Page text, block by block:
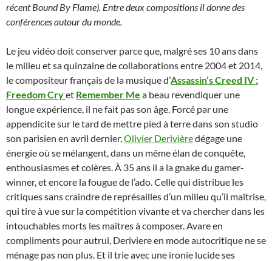
récent Bound By Flame). Entre deux compositions il donne des
conférences autour du monde.
Le jeu vidéo doit conserver parce que, malgré ses 10 ans dans
le milieu et sa quinzaine de collaborations entre 2004 et 2014,
le compositeur français de la musique d’Assassin’s Creed IV :
Freedom Cryet Remember Me a beau revendiquer une
longue expérience, il ne fait pas son âge. Forcé par une
appendicite sur le tard de mettre pied à terre dans son studio
son parisien en avril dernier, Olivier Derivièredégage une
énergie où se mélangent, dans un même élan de conquête,
enthousiasmes et colères. À 35 ans il a la gnake du gamer-
winner, et encore la fougue de l’ado. Celle qui distribue les
critiques sans craindre de représailles d’un milieu qu’il maîtrise,
qui tire à vue sur la compétition vivante et va chercher dans les
intouchables morts les maîtres à composer. Avare en
compliments pour autrui, Deriviere en mode autocritique ne se
ménage pas non plus. Et il trie avec une ironie lucide ses